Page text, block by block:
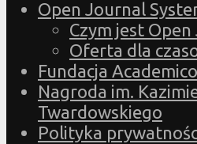
Open Journal
Czym jest
Oferta dla
Fundacja
Nagroda im.
Twardowskiego
Polityka